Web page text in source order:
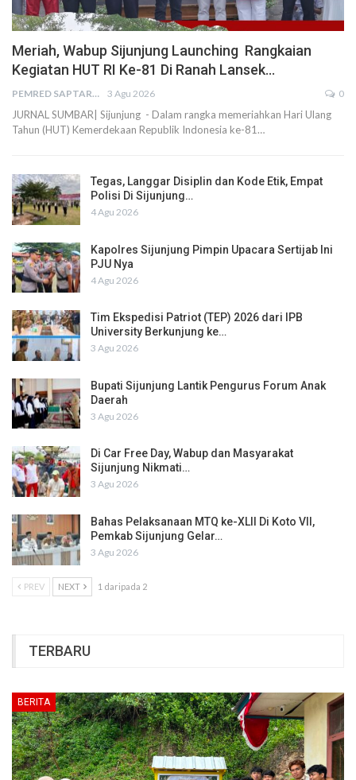
Meriah, Wabup Sijunjung Launching Rangkaian
Kegiatan HUT RI Ke-81 Di Ranah Lansek…
PEMRED SAPTARIUS 3 Agu 2026 0
JURNAL SUMBAR| Sijunjung - Dalam rangka memeriahkan Hari Ulang
Tahun (HUT) Kemerdekaan Republik Indonesia ke-81…
Tegas, Langgar Disiplin dan Kode Etik, Empat
Polisi Di Sijunjung…
4 Agu 2026
Kapolres Sijunjung Pimpin Upacara Sertijab Ini
PJU Nya
4 Agu 2026
Tim Ekspedisi Patriot (TEP) 2026 dari IPB
University Berkunjung ke…
3 Agu 2026
Bupati Sijunjung Lantik Pengurus Forum Anak
Daerah
3 Agu 2026
Di Car Free Day, Wabup dan Masyarakat
Sijunjung Nikmati…
3 Agu 2026
Bahas Pelaksanaan MTQ ke-XLII Di Koto VII,
Pemkab Sijunjung Gelar…
3 Agu 2026
PREV NEXT 1 daripada 2
TERBARU
BERITA